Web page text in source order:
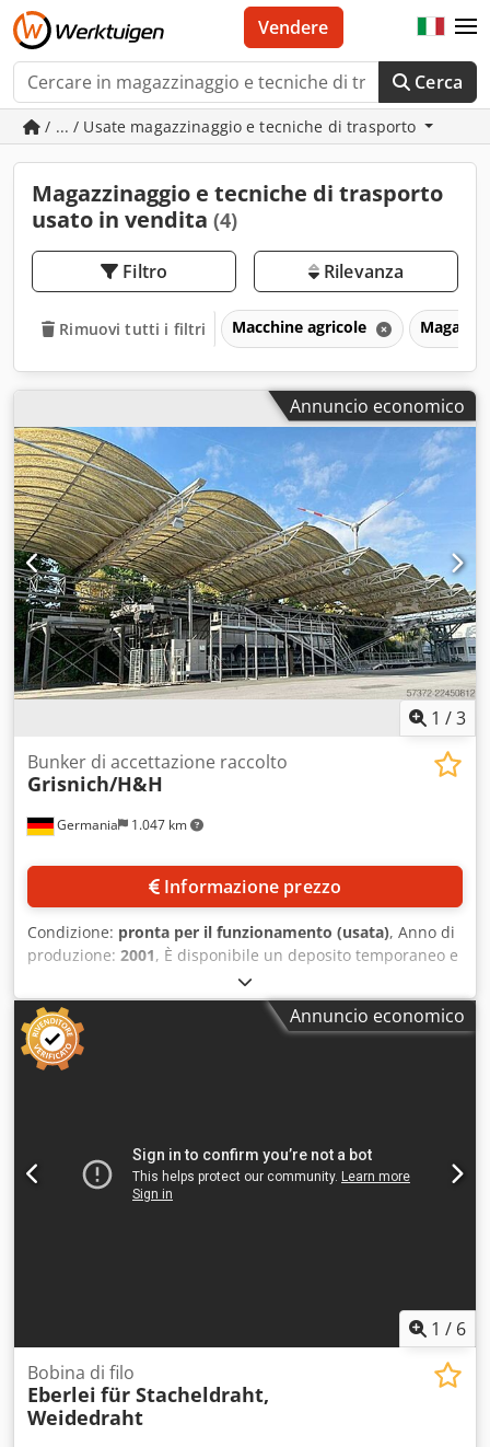
Cerca
Vendere
/ ... / Usate magazzinaggio e tecniche di trasporto
Magazzinaggio e tecniche di trasporto
usato in vendita (4)
Filtro Rilevanza
Rimuovi tutti i filtri Macchine agricole
Annuncio economico
1 /3
Germania 1.047 km
Bunker di accettazione raccolto
Grisnich/H&H
Informazione prezzo
Condizione: pronta per il funzionamento (usata), Anno di
produzione: 2001, È disponibile un deposito temporaneo e
un punto di raccolta di Grisnich e H&H Engineering per lo
stoccaggio intermedio di prodotti agricoli come mele,
patate, ecc. Numero di celle di stoccaggio: 3, capacità delle
celle di stoccaggio: 33 tonnellate, numero di sistemi a
nastro: 2, lunghezza dei sistemi a nastro 1/2: 59 m/72 m.
la documentazione. È possibile effettuare una visita in
loco. Chjdpozqfx Rofx Aavsa
Annuncio economico
1 / 6
Bobina di filo
Eberlei für Stacheldraht,
Weidedraht